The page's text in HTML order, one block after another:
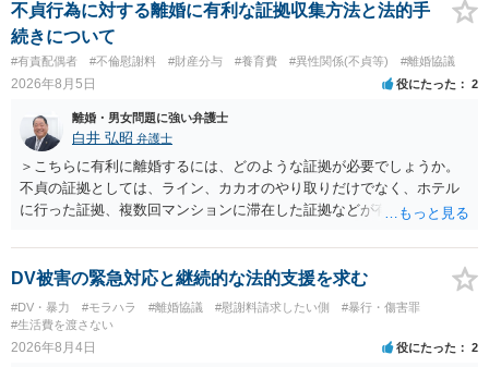
不貞行為に対する離婚に有利な証拠収集方法と法的手
続きについて
#有責配偶者 #不倫慰謝料 #財産分与 #養育費 #異性関係(不貞等) #離婚協議
2026年8月5日 役にたった 2
離婚・男女問題に強い弁護士
白井 弘昭 弁護士
＞こちらに有利に離婚するには、どのような証拠が必要でしょうか。
不貞の証拠としては、ライン、カカオのやり取りだけでなく、ホテル
に行った証拠、複数回マンションに滞在した証拠などが有効です。 不
婚する、慰謝料をとるなど）ことができると思われます。 ただし、不
貞発覚後、長期間同居を続けると、不貞を許したとの評価につながる
DV被害の緊急対応と継続的な法的支援を求む
#DV・暴力 #モラハラ #離婚協議 #慰謝料請求したい側
#暴行・傷害罪
#生活費を渡さない
2026年8月4日 役にたった 2